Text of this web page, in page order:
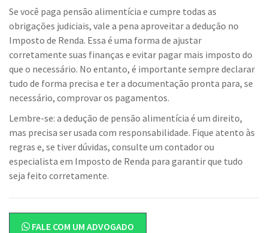
Se você paga pensão alimentícia e cumpre todas as
obrigações judiciais, vale a pena aproveitar a dedução no
Imposto de Renda. Essa é uma forma de ajustar
corretamente suas finanças e evitar pagar mais imposto do
que o necessário. No entanto, é importante sempre declarar
tudo de forma precisa e ter a documentação pronta para, se
necessário, comprovar os pagamentos.
Lembre-se: a dedução de pensão alimentícia é um direito,
mas precisa ser usada com responsabilidade. Fique atento às
regras e, se tiver dúvidas, consulte um contador ou
especialista em Imposto de Renda para garantir que tudo
seja feito corretamente.
FALE COM UM ADVOGADO